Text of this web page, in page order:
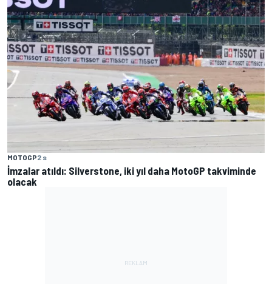
MOTOGP2 s
İmzalar atıldı: Silverstone, iki yıl daha MotoGP takviminde
olacak